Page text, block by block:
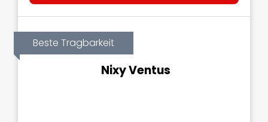
Beste Tragbarkeit
Nixy Ventus